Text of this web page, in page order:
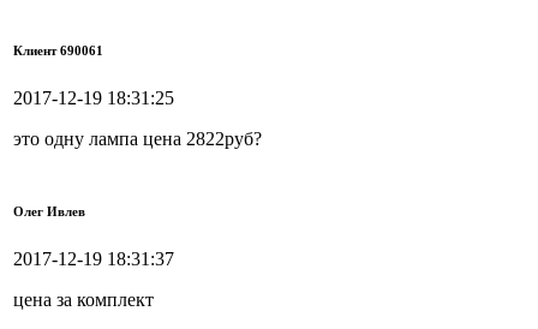
Клиент 690061
2017-12-19 18:31:25
это одну лампа цена 2822руб?
Олег Ивлев
2017-12-19 18:31:37
цена за комплект